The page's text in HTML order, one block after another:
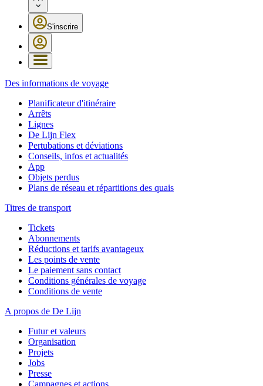
S'inscrire
Des informations de voyage
Planificateur d'itinéraire
Arrêts
Lignes
De Lijn Flex
Pertubations et déviations
Conseils, infos et actualités
App
Objets perdus
Plans de réseau et répartitions des quais
Titres de transport
Tickets
Abonnements
Réductions et tarifs avantageux
Les points de vente
Le paiement sans contact
Conditions générales de voyage
Conditions de vente
A propos de De Lijn
Futur et valeurs
Organisation
Projets
Jobs
Presse
Campagnes et actions